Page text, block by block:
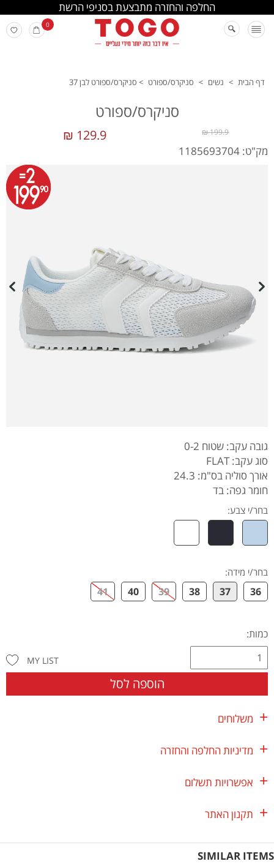
החלפה והחזרה מתבצעת בסניפי הרשת
0
דף הבית > נשים > סניקרס/ספורט > סניקרס/ספורט לבן 37
סניקרס/ספורט
129.9 ₪ 199.9 ₪
מק"ט: 1185693704
גובה עקב: שטוח 0-2
סוג עקב: FLAT
אורך סוליה בס"מ: 24.3
חומר גפה: בד
בחר/י צבע:
בחר/י מידה:
36
37
38
39
40
41
כמות:
הוספה לסל
MY LIST
משלוחים
מדיניות החלפה והחזרה
אפשרויות תשלום
תקנון האתר
SIMILAR ITEMS